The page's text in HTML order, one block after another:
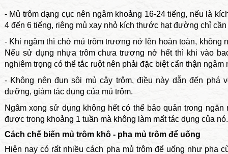
- Mủ trôm dạng cục nên ngâm khoảng 16-24 tiếng, nếu là
4 đến 6 tiếng, riêng mủ xay nhỏ kích thước hạt đường chỉ
- Khi ngâm thì chờ mủ trôm trương nở lên hoàn toàn, không
Nếu sử dụng nhựa trôm chưa trương nở hết thì khi vào
nghiêm trọng có thể tắc ruột nên phải đặc biệt cẩn thận
- Không nên đun sôi mủ cây trôm, điều này dẫn đến phá
dưỡng, giảm tác dụng của mủ trôm.
Ngâm xong sử dụng không hết có thể bảo quản trong
được trong khoảng 1 tuần mà không làm mất tác dụng của nó.
Cách chế biến mủ trôm khô - pha mủ trôm để uống
Hiện nay có rất nhiều cách pha mủ trôm để uống như pha